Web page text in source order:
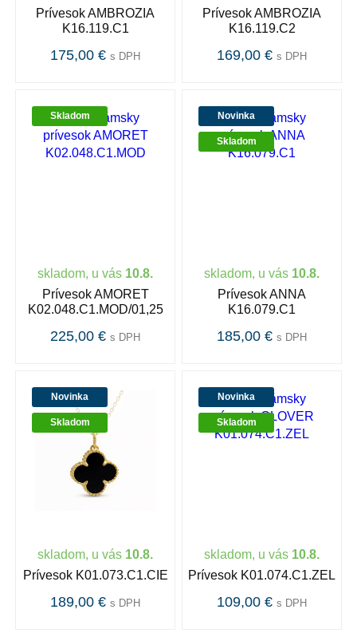
Prívesok AMBROZIA
K16.119.C1
175,00 € s DPH
Prívesok AMBROZIA
K16.119.C2
169,00 € s DPH
Skladom
skladom, u vás 10.8.
Prívesok AMORET
K02.048.C1.MOD/01,25
225,00 € s DPH
Novinka
Skladom
skladom, u vás 10.8.
Prívesok ANNA
K16.079.C1
185,00 € s DPH
Novinka
Skladom
skladom, u vás 10.8.
Prívesok K01.073.C1.CIE
189,00 € s DPH
Novinka
Skladom
skladom, u vás 10.8.
Prívesok K01.074.C1.ZEL
109,00 € s DPH